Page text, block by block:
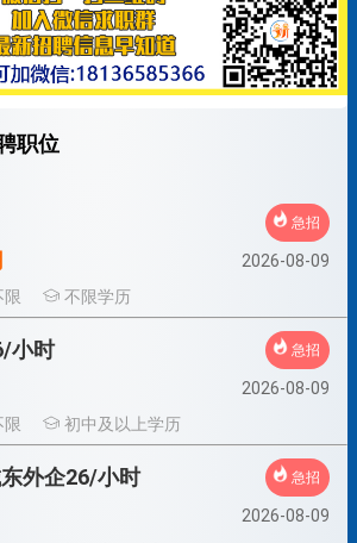
职位
急招
2026-08-09
限 不限学历
小时 急招
2026-08-09
限 初中及以上学历
外企26/小时 急招
2026-08-09